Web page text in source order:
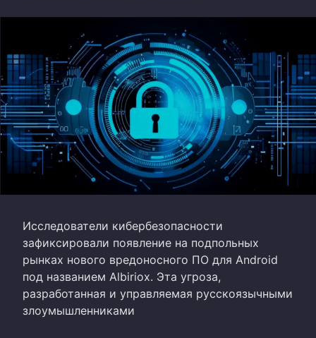
Исследователи кибербезопасности
зафиксировали появление на подпольных
рынках нового вредоносного ПО для Android
под названием Albiriox. Эта угроза,
разработанная и управляемая русскоязычными
злоумышленниками